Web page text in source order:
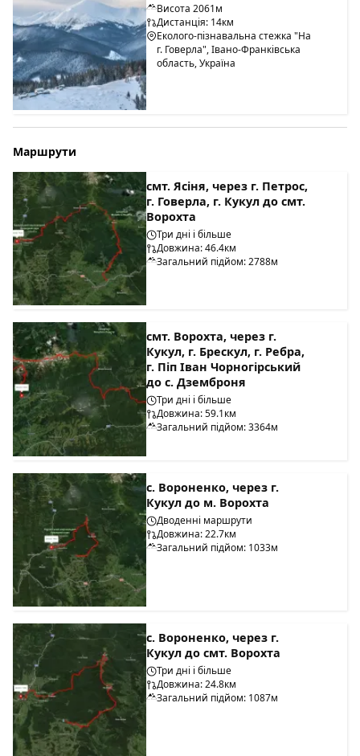
Висота 2061м
Дистанція: 14км
Еколого-пізнавальна стежка "На
г. Говерла", Івано-Франківська
область, Україна
Маршрути
смт. Ясіня, через г. Петрос,
г. Говерла, г. Кукул до смт.
Ворохта
Три дні і більше
Довжина: 46.4км
Загальний підйом: 2788м
смт. Ворохта, через г.
Кукул, г. Брескул, г. Ребра,
г. Піп Іван Чорногірський
до с. Дземброня
Три дні і більше
Довжина: 59.1км
Загальний підйом: 3364м
с. Вороненко, через г.
Кукул до м. Ворохта
Дводенні маршрути
Довжина: 22.7км
Загальний підйом: 1033м
с. Вороненко, через г.
Кукул до смт. Ворохта
Три дні і більше
Довжина: 24.8км
Загальний підйом: 1087м